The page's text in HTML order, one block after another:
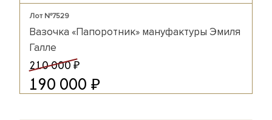
Лот №7529
Вазочка «Папоротник» мануфактуры Эмиля
Галле
210 000 ₽
190 000 ₽